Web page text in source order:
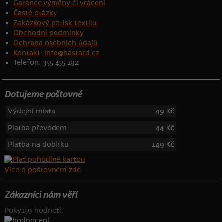
Garance výměny či vrácení
Časté otázky
Zakázkový potisk textilu
Obchodní podmínky
Ochrana osobních údajů
Kontakt: info@bastard.cz
Telefon: 355 455 192
Dotujeme poštovné
Výdejní místa
49 Kč
Platba převodem
44 Kč
Platba na dobírku
149 Kč
Více o poštovném zde
Zákazníci nám věří
Poky159 hodnotí: